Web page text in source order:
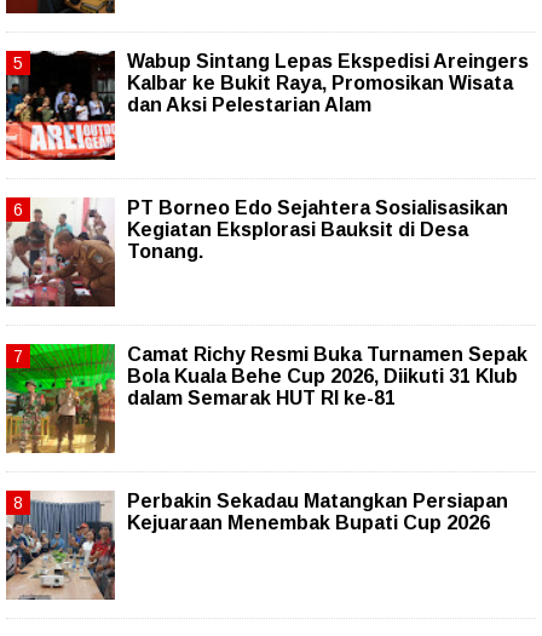
Wabup Sintang Lepas Ekspedisi Areingers
Kalbar ke Bukit Raya, Promosikan Wisata
dan Aksi Pelestarian Alam
PT Borneo Edo Sejahtera Sosialisasikan
Kegiatan Eksplorasi Bauksit di Desa
Tonang.
Camat Richy Resmi Buka Turnamen Sepak
Bola Kuala Behe Cup 2026, Diikuti 31 Klub
dalam Semarak HUT RI ke-81
Perbakin Sekadau Matangkan Persiapan
Kejuaraan Menembak Bupati Cup 2026